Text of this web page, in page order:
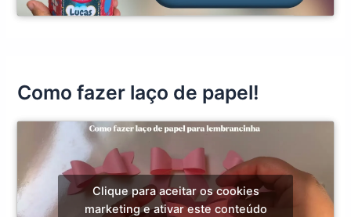
Como fazer laço de papel!
Clique para aceitar os cookies
marketing e ativar este conteúdo